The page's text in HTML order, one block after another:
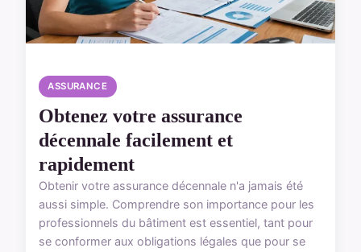
ASSURANCE
Obtenez votre assurance
décennale facilement et
rapidement
Obtenir votre assurance décennale n'a jamais été
aussi simple. Comprendre son importance pour les
professionnels du bâtiment est essentiel, tant pour
se conformer aux obligations légales que pour se